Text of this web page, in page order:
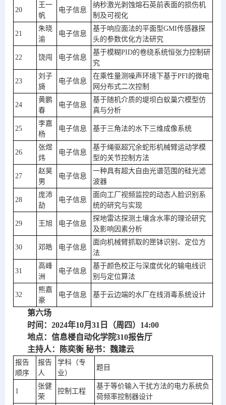
20
王一
帆
电子信息
纳秒激光剥蚀熔石英前表面的损伤机
制及可视化
21
朱晓
渝
电子信息
基于响应面法的平面型GMI传感器探
头的参数优化方法研究
22 饶闯 电子信息
基于模糊PID的卷绕系统恒张力控制研
究
23
刘子
旖
电子信息
在乘性量测噪声环境下基于PFI的微电
网分布式二次控制
24
黄鹏
春
电子信息
基于随机介质的堤坝白蚁巢穴模型仿
真与分析
25
李嘉
杨
电子信息 基于三角法的水下三维成像系统
26
张煜
炜
电子信息
基于绳驱超冗余蛇形机械臂运动学模
型的关节控制方法
27
赵昊
男
电子信息
一种具有超大自由光谱范围的硅光滤
波器
28
庞沛
劼
电子信息
面向工厂视频监控的动态人脸识别系
统的研究与实现
29 王旭 电子信息
探地雷达探测土壤含水率的理论研究
及影响因素分析
30 邓皓 电子信息
面向机械臂抓取的匣钵识别、定位方
法
31
高峰
洲
电子信息
基于颜色校正与深度优化的输电线识
别与定位算法
32
熊嘉
豪
电子信息 基于云边端的水厂在线消毒系统设计
第六场
时间：2024年10月31日（周四）14:00
地点：信息楼自动化学院310报告厅
主持人：陈奕衡 秘书：魏建云
报告
顺序
报告
人
学科（专
业）
题目
1
张健
荣
控制工程
基于等价输入干扰方法的电力系统负
荷频率控制器设计